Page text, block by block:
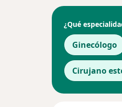
¿Qué
Ginecólogo
Cirujano